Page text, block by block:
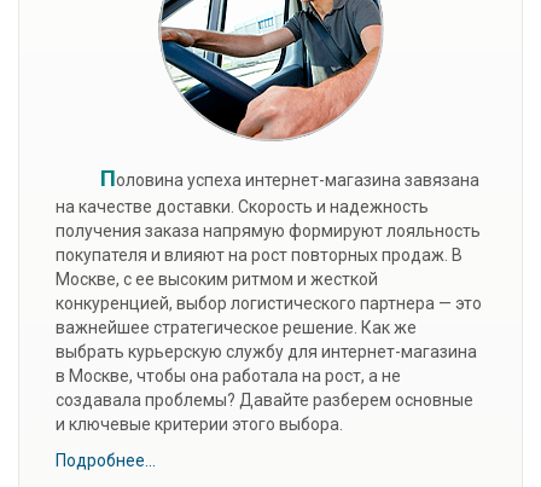
Половина успеха интернет-магазина завязана
на качестве доставки. Скорость и надежность
получения заказа напрямую формируют лояльность
покупателя и влияют на рост повторных продаж. В
Москве, с ее высоким ритмом и жесткой
конкуренцией, выбор логистического партнера — это
важнейшее стратегическое решение. Как же
выбрать курьерскую службу для интернет-магазина
в Москве, чтобы она работала на рост, а не
создавала проблемы? Давайте разберем основные
и ключевые критерии этого выбора.
Подробнее...